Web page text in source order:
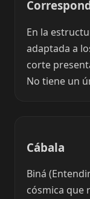
En la
adaptada a
corte
No tiene un
Cábala
Biná
cósmica que